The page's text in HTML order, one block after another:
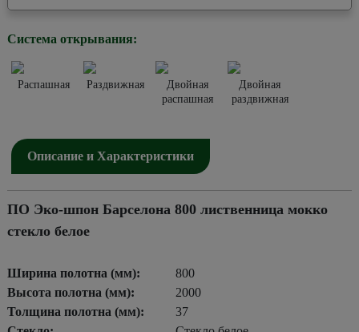
Система открывания:
Распашная Раздвижная
Двойная
распашная
Двойная
раздвижная
Описание и Характеристики
ПО Эко-шпон Барселона 800 лиственница мокко
стекло белое
Ширина полотна (мм):
800
Высота полотна (мм):
2000
Толщина полотна (мм):
37